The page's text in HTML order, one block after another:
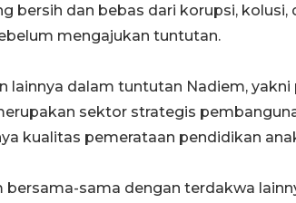
bersih dan bebas dari korupsi, kolusi,
mengajukan tuntutan.
lainnya dalam tuntutan Nadiem,
sektor strategis
kualitas pemerataan pendidikan
bersama-sama dengan terdakwa